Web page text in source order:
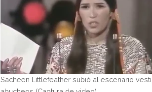
Sacheen Littlefeather subió al escenario